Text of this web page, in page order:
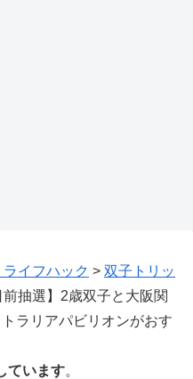
イフハック > 双子トリッ
前抽選】2歳双子と大阪関
ラリアパビリオンがおす
ています。